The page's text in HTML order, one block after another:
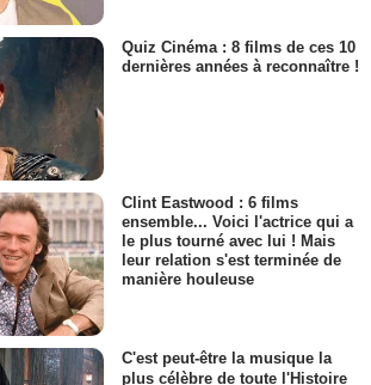
Quiz Cinéma : 8 films de ces 10
dernières années à reconnaître !
Clint Eastwood : 6 films
ensemble... Voici l'actrice qui a
le plus tourné avec lui ! Mais
leur relation s'est terminée de
manière houleuse
C'est peut-être la musique la
plus célèbre de toute l'Histoire